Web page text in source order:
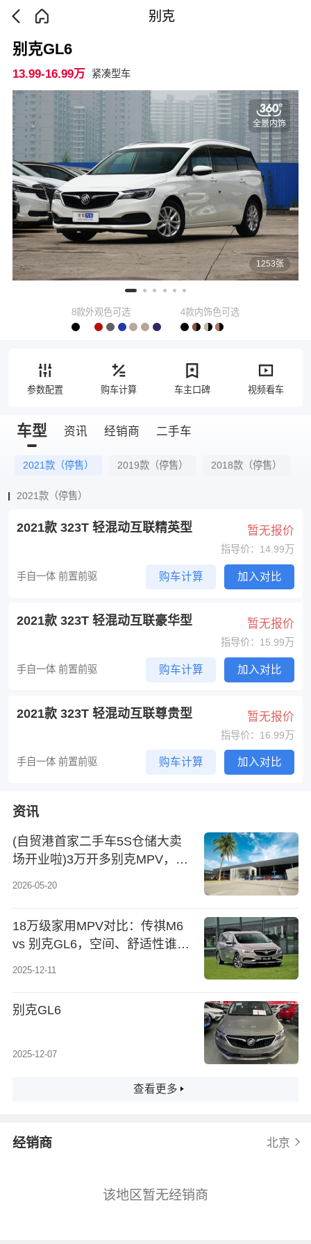
别克
全景内饰
1253张
别克GL6
13.99-16.99万 紧凑型车
8款外观色可选 4款内饰色可选
参数配置 购车计算 车主口碑 视频看车
车型 资讯 经销商 二手车
2021款（停售） 2019款（停售） 2018款（停售）
2021款（停售）
2021款 323T 轻混动互联精英型 暂无报价
指导价：14.99万
手自一体 前置前驱 购车计算 加入对比
2021款 323T 轻混动互联豪华型 暂无报价
指导价：15.99万
手自一体 前置前驱 购车计算 加入对比
2021款 323T 轻混动互联尊贵型 暂无报价
指导价：16.99万
手自一体 前置前驱 购车计算 加入对比
资讯
(自贸港首家二手车5S仓储大卖
场开业啦)3万开多别克MPV，这
2026-05-20
18万级家用MPV对比：传祺M6
vs 别克GL6，空间、舒适性谁更
2025-12-11
别克GL6
2025-12-07
查看更多
经销商 北京
该地区暂无经销商